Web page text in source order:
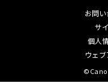
第5条（保証範囲
甲は、本ソ
作環境に於
お問
サ
個人
ウェ